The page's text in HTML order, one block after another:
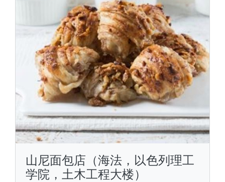
山尼面包店（海法，以色列理工
学院，土木工程大楼）